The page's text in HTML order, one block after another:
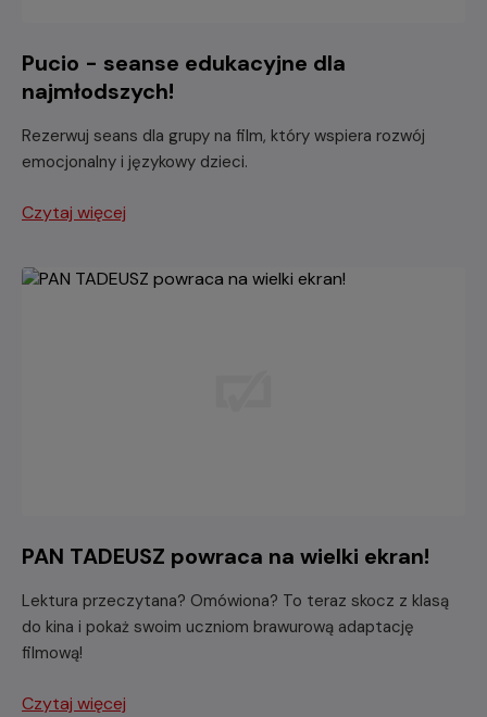
Pucio - seanse edukacyjne dla
najmłodszych!
Rezerwuj seans dla grupy na film, który wspiera rozwój
emocjonalny i językowy dzieci.
Czytaj więcej
PAN TADEUSZ powraca na wielki ekran!
Lektura przeczytana? Omówiona? To teraz skocz z klasą
do kina i pokaż swoim uczniom brawurową adaptację
filmową!
Czytaj więcej